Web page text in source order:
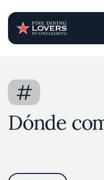
#
Dónde